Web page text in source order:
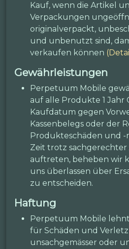
Kauf, wenn die Artikel
Verpackungen
originalverpackt,
und unbenutzt sind,
verkaufen können
Gewährleistungen
Perpetuum Mobile
auf alle Produkte 1 Jahr
Kaufdatum gegen
Kassenbelegs oder der
Produkteschäden und -
Zeit trotz
auftreten, beheben wir
uns überlassen über
zu entscheiden.
Haftung
Perpetuum Mobile
für Schäden und
unsachgemässer oder